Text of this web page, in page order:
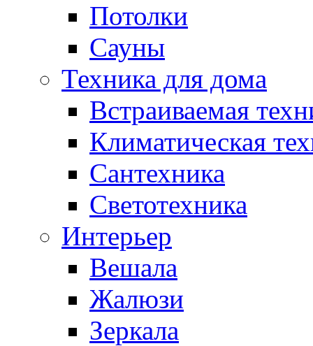
Потолки
Сауны
Техника для дома
Встраиваемая
Климатическая
Сантехника
Светотехника
Интерьер
Вешала
Жалюзи
Зеркала